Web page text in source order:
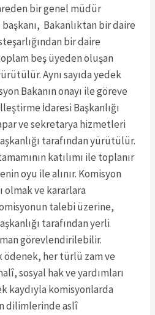
bir genel müdür
başkanı, Bakanlıktan bir daire
bir daire
beş üyeden oluşan
Aynı sayıda yedek
Bakanın onayı ile göreve
İdaresi Başkanlığı
ve sekretarya hizmetleri
tarafından yürütülür.
katılımı ile toplanır
oyu ile alınır. Komisyon
olmak ve kararlara
talebi üzerine,
tarafından yerli
görevlendirilebilir.
ödenek, her türlü zam ve
sosyal hak ve yardımları
kaydıyla komisyonlarda
dilimlerinde aslî